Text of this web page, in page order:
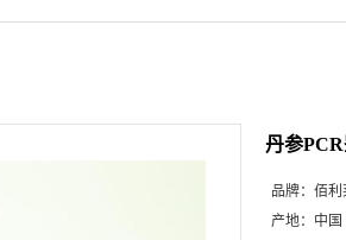
丹参
品牌： 佰利
产地： 中国